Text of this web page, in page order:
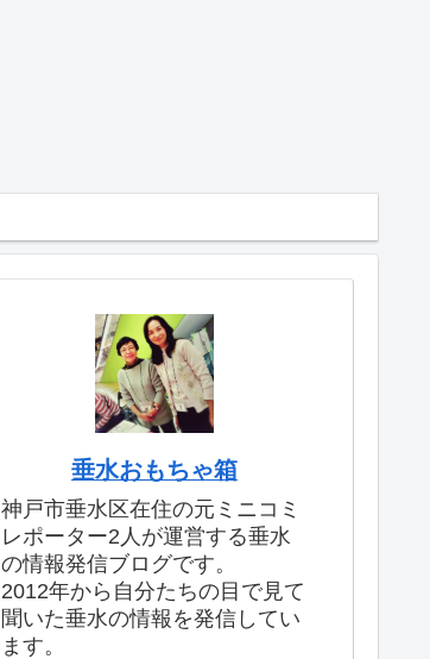
垂水おもちゃ箱
神戸市垂水区在住の元ミニコミ
レポーター2人が運営する垂水
の情報発信ブログです。
2012年から自分たちの目で見て
聞いた垂水の情報を発信してい
ます。